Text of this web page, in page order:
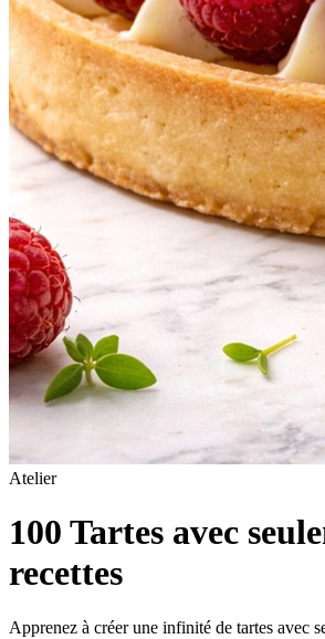
Atelier
100 Tartes avec
recettes
Apprenez à créer une infinité de tartes avec